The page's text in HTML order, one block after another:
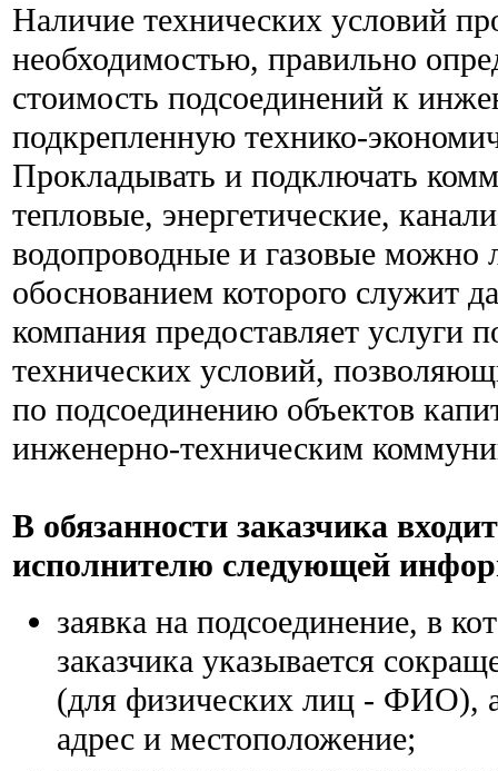
Наличие технических условий
необходимостью, правильно
стоимость подсоединений к
подкрепленную технико-
Прокладывать и подключать
тепловые, энергетические,
водопроводные и газовые можно
обоснованием которого служит
компания предоставляет услуги
технических условий,
по подсоединению объектов
инженерно-техническим
В обязанности заказчика
исполнителю следующей
заявка на подсоединение, в
заказчика указывается
(для физических лиц - ФИО),
адрес и местоположение;